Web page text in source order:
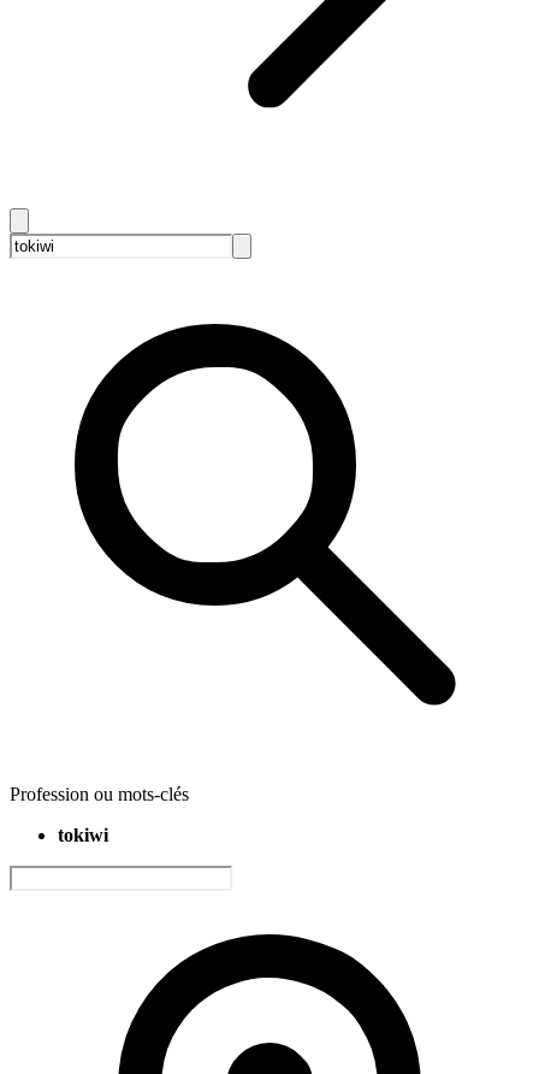
Profession ou mots-clés
tokiwi